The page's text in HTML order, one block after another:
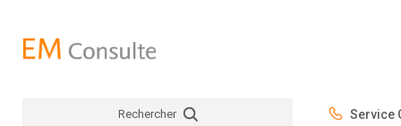
Rechercher Service